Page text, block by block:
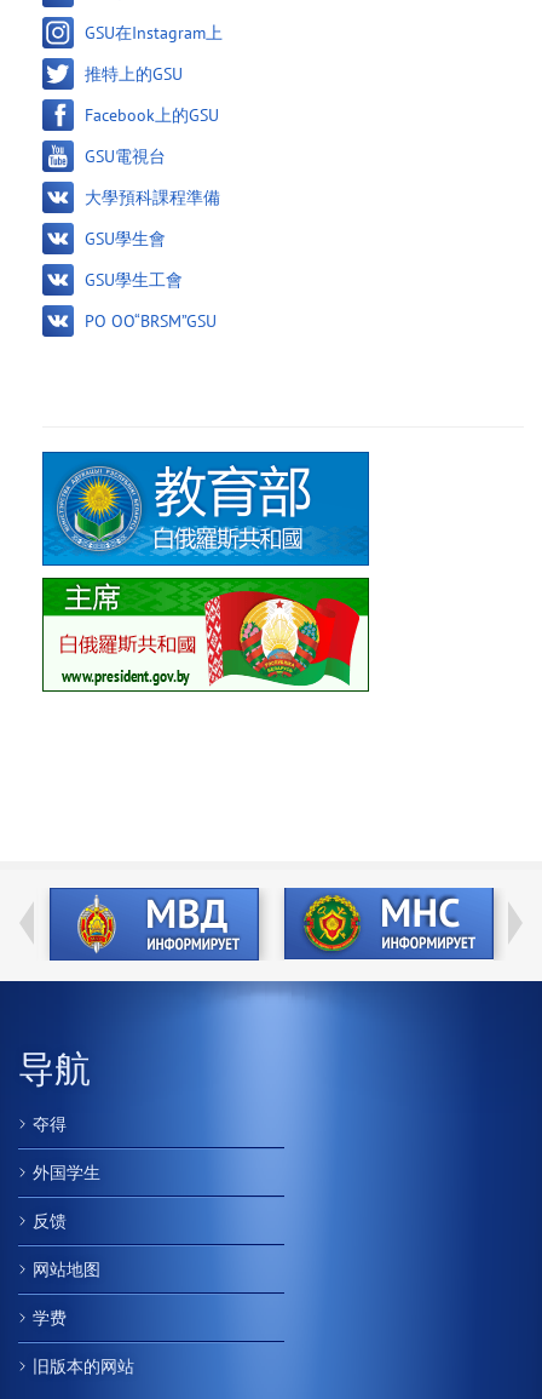
GSU在Instagram上
推特上的GSU
Facebook上的GSU
GSU電視台
大學預科課程準備
GSU學生會
GSU學生工會
PO OO“BRSM”GSU
导航
夺得
外国学生
反馈
网站地图
学费
旧版本的网站